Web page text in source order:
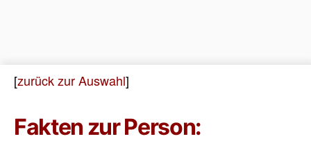
[zurück zur Auswahl]
Fakten zur Person: